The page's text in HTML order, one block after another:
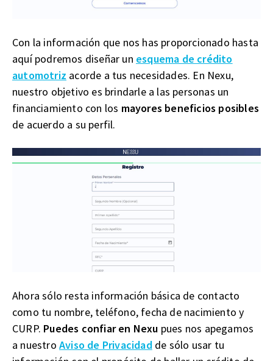
Con la información que nos has proporcionado hasta
aquí podremos diseñar un esquema de crédito
automotriz acorde a tus necesidades. En Nexu,
nuestro objetivo es brindarle a las personas un
financiamiento con los mayores beneficios posibles
de acuerdo a su perfil.
Ahora sólo resta información básica de contacto
como tu nombre, teléfono, fecha de nacimiento y
CURP. Puedes confiar en Nexu pues nos apegamos
a nuestro Aviso de Privacidadde sólo usar tu